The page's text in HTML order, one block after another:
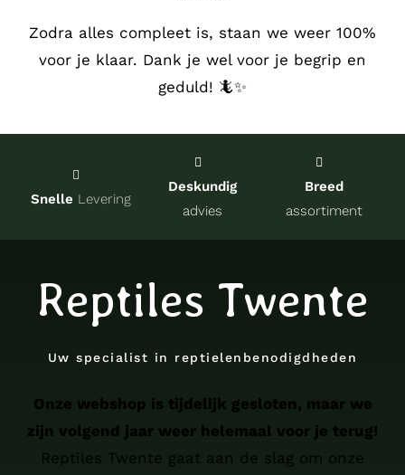
Zodra alles compleet is, staan we weer 100%
voor je klaar. Dank je wel voor je begrip en
geduld! 🦎✨
Snelle Levering
Deskundig
advies
Breed
assortiment
Reptiles Twente
Uw specialist in reptielenbenodigdheden
Onze webshop is tijdelijk gesloten, maar we
zijn volgend jaar weer helemaal voor je terug!
Reptiles Twente gaat aan de slag om onze